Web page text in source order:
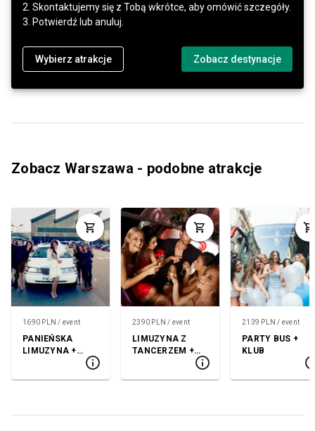
2. Skontaktujemy się z Tobą wkrótce, aby omówić szczegóły.
3. Potwierdź lub anuluj.
Wybierz atrakcje Zobacz destynacje
Zobacz Warszawa - podobne atrakcje
1690 PLN / event
PANIEŃSKA
LIMUZYNA +
2390 PLN / event
LIMUZYNA Z
TANCERZEM +
2139 PLN / event
PARTY BUS +
KLUB